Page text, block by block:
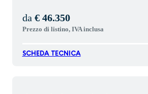
da € 46.350
Prezzo di listino, IVA inclusa
SCHEDA TECNICA